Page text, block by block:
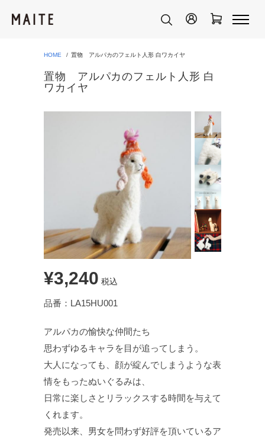
HOME 置物 アルパカのフェルト人形 白ワカイヤ
置物 アルパカのフェルト人形 白
ワカイヤ
¥3,240 税込
品番：LA15HU001
アルパカの愉快な仲間たち
思わずゆるキャラを目が追ってしまう。
大人になっても、顔が綻んでしまうような表
情をもったぬいぐるみは、
日常に楽しさとリラックスする時間を与えて
くれます。
発売以来、男女を問わず好評を頂いているア